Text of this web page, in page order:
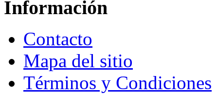
Información
Contacto
Mapa del sitio
Términos y Condiciones